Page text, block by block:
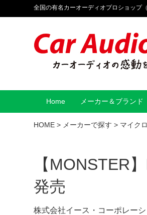
全国の有名カーオーディオプロショップ
Home メーカー＆ブランド
HOME > メーカーで探す > マイク
【MONSTER
発売
株式会社イース・コーポレー